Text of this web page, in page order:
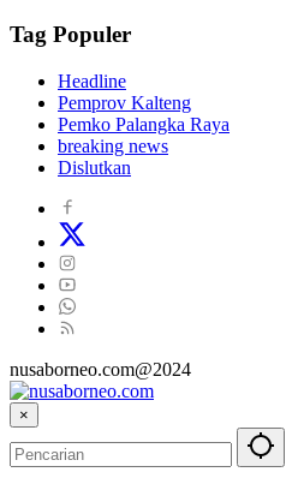
Tag Populer
Headline
Pemprov Kalteng
Pemko Palangka Raya
breaking news
Dislutkan
nusaborneo.com@2024
×